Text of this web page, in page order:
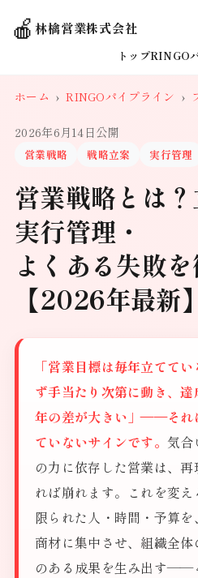
🍎林檎営業株式会社
トップRINGO
ホーム › RINGOパイプライン ›
2026年6月14日公開
営業戦略 戦略立案 実行管理
営業戦略とは？
実行管理・
よくある失敗
【2026年最新】
「営業目標は毎年立てて
ず手当たり次第に動き、
年の差が大きい」——それ
ていないサインです。気合
の力に依存した営業は、
れば崩れます。これを変え
限られた人・時間・予算を
商材に集中させ、組織全
のある成果を生み出す——